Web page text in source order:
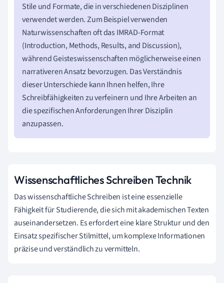
Stile und Formate, die in verschiedenen Disziplinen
verwendet werden. Zum Beispiel verwenden
Naturwissenschaften oft das IMRAD-Format
(Introduction, Methods, Results, and Discussion),
während Geisteswissenschaften möglicherweise einen
narrativeren Ansatz bevorzugen. Das Verständnis
dieser Unterschiede kann Ihnen helfen, Ihre
Schreibfähigkeiten zu verfeinern und Ihre Arbeiten an
die spezifischen Anforderungen Ihrer Disziplin
anzupassen.
Wissenschaftliches Schreiben Technik
Das wissenschaftliche Schreiben ist eine essenzielle
Fähigkeit für Studierende, die sich mit akademischen Texten
auseinandersetzen. Es erfordert eine klare Struktur und den
Einsatz spezifischer Stilmittel, um komplexe Informationen
präzise und verständlich zu vermitteln.